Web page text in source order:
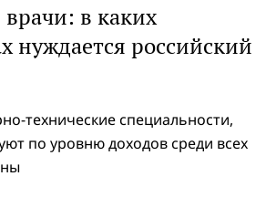
в каких
нуждается российский
технические специальности,
по уровню доходов среди всех